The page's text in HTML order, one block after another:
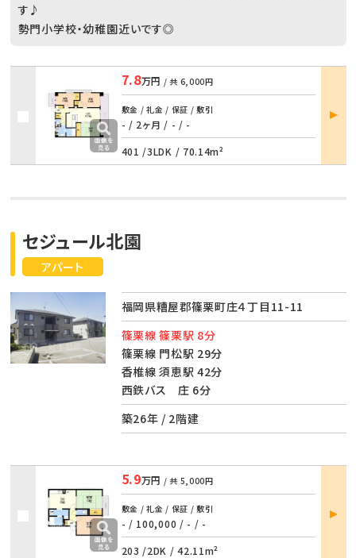
す♪
勢門小学校・幼稚園近いです◎
7.8万円 / 共 6,000円
敷金 / 礼金 / 保証 / 敷引
- / 2ヶ月 / - / -
401 /3LDK / 70.14m²
部屋
詳細
アパート
セジュール北園
福岡県糟屋郡篠栗町庄４丁目11-11
篠栗線 篠栗駅 8分
篠栗線 門松駅 29分
香椎線 須恵駅 42分
西鉄バス 庄 6分
築26年 / 2階建
5.9万円 / 共 5,000円
敷金 / 礼金 / 保証 / 敷引
- / 100,000 / - / -
203 /2DK /42.11m²
部屋
詳細